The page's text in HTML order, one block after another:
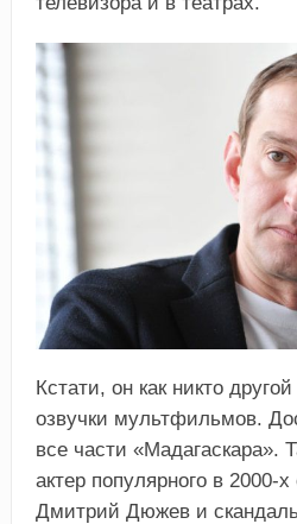
Кстати, он как никто
озвучки мультфильмов.
все части «Мадагаскара».
актер популярного в 2000-
Дмитрий Дюжев и